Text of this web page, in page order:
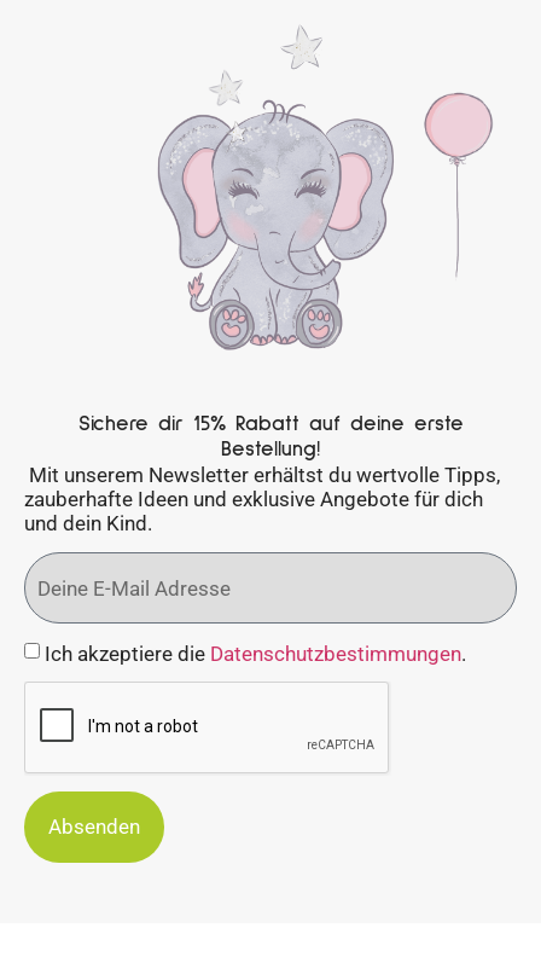
Sichere dir 15% Rabatt auf deine erste
Bestellung!
Mit unserem Newsletter erhältst du wertvolle Tipps,
zauberhafte Ideen und exklusive Angebote für dich
und dein Kind.
Ich akzeptiere die Datenschutzbestimmungen.
Absenden